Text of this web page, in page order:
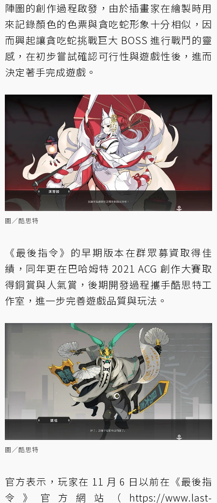
陣圖的創作過程啟發，由於插畫家在繪製時用
來記錄顏色的色票與貪吃蛇形象十分相似，因
而興起讓貪吃蛇挑戰巨大 BOSS 進行戰鬥的靈
感，在初步嘗試確認可行性與遊戲性後，進而
決定著手完成遊戲。
圖／酷思特
《最後指令》的早期版本在群眾募資取得佳
績，同年更在巴哈姆特 2021 ACG 創作大賽取
得銅賞與人氣賞，後期開發過程攜手酷思特工
作室，進一步完善遊戲品質與玩法。
圖／酷思特
官方表示，玩家在 11 月 6 日以前在《最後指
令》官方網站（ https://www.last-